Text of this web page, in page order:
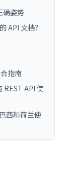
确姿势
API 文档？
指南
REST API 使
西和荷兰使